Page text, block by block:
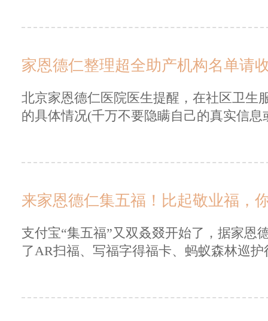
家恩德仁整理超全助产机构名单请
北京家恩德仁医院医生提醒，在社区卫生
的具体情况(千万不要隐瞒自己的真实信
来家恩德仁集五福！比起敬业福，
支付宝“集五福”又双叒叕开始了，据家恩
了AR扫福、写福字得福卡、蚂蚁森林巡